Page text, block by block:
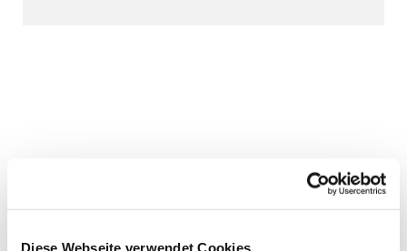
Diese Webseite verwendet Cookies